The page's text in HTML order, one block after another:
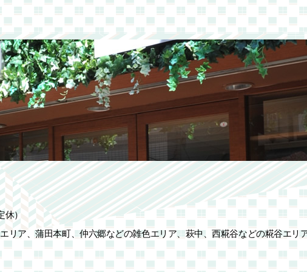
休）
ア、蒲田本町、仲六郷などの雑色エリア、萩中、西糀谷などの糀谷エリ